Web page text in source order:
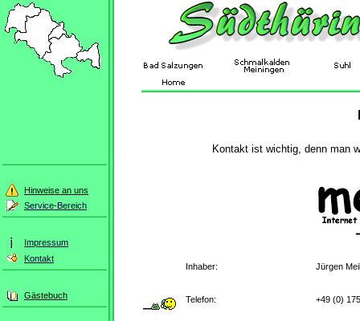
Hinweise an uns
Service-Bereich
Impressum
Kontakt
Gästebuch
Kontakt ist wichtig, denn man
Inhaber: Jürgen
Telefon: +49 (0)